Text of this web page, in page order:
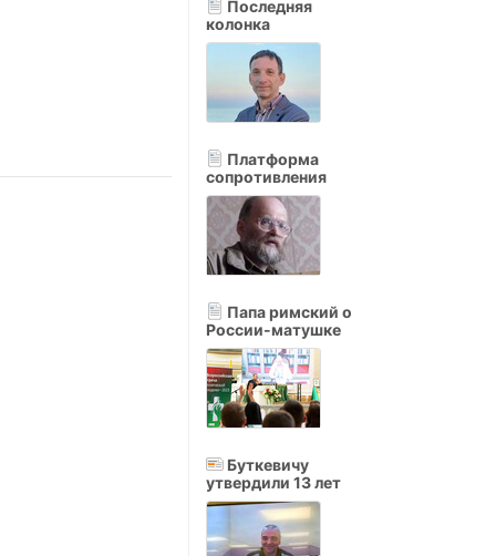
Последняя
колонка
Платформа
сопротивления
Папа римский о
России-матушке
Буткевичу
утвердили 13 лет